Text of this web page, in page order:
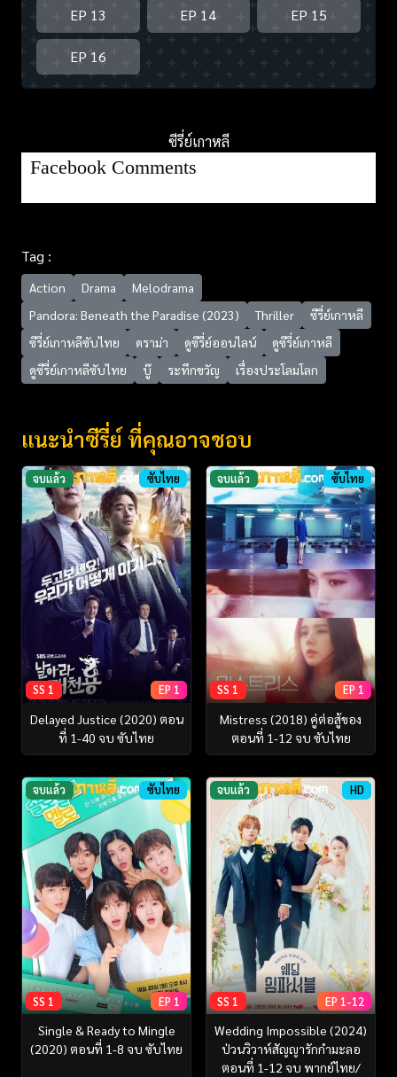
EP 13 EP 14 EP 15
EP 16
ซีรี่ย์เกาหลี
Facebook Comments
Tag :
Action Drama
Melodrama
Pandora: Beneath the Paradise (2023)
Thriller
ซีรี่ย์เกาหลี
ซีรี่ย์เกาหลีซับไทย
ดราม่า ดูซีรี่ย์ออนไลน์
ดูซีรี่ย์เกาหลี
ดูซีรี่ย์เกาหลีซับไทย
บู๊ ระทึกขวัญ เรื่องประโลมโลก
แนะนำซีรี่ย์ ที่คุณอาจชอบ
จบแล้ว ซับไทย
SS 1 EP 1
Delayed Justice (2020) ตอน
ที่ 1-40 จบ ซับไทย
จบแล้ว ซับไทย
SS 1 EP 1
Mistress (2018) คู่ต่อสู้ของ
ตอนที่ 1-12 จบ ซับไทย
จบแล้ว ซับไทย
SS 1 EP 1
Single & Ready to Mingle
(2020) ตอนที่ 1-8 จบ ซับไทย
จบแล้ว HD
SS 1 EP 1-12
Wedding Impossible (2024)
ป่วนวิวาห์สัญญารักกำมะลอ
ตอนที่ 1-12 จบ พากย์ไทย/